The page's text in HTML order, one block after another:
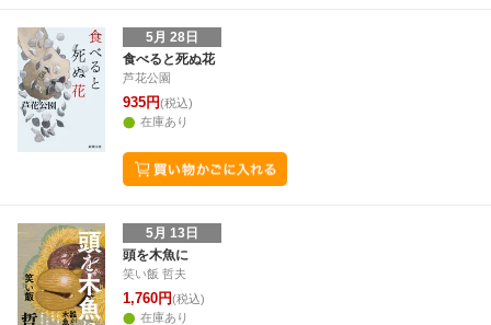
5月 28日
食べると死ぬ花
芦花公園
935円(税込)
在庫あり
5月 13日
頭を木魚に
笑い飯 哲夫
1,760円(税込)
在庫あり